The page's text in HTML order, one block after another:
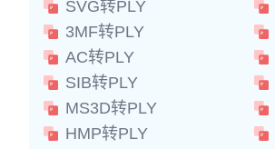
SVG转PLY
3MF转PLY
AC转PLY
SIB转PLY
MS3D转PLY
HMP转PLY